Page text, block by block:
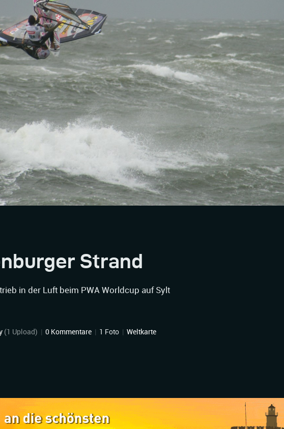
Strand
in der Luft beim PWA Worldcup auf Sylt
(1 Upload) | 0 Kommentare | 1 Foto | Weltkarte